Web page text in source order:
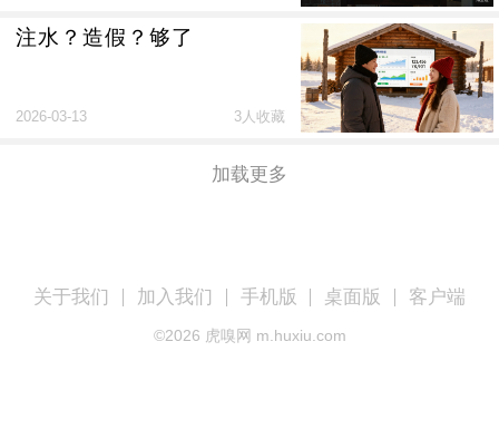
注水？造假？够了
2026-03-13 3人收藏
加载更多
关于我们 加入我们 手机版 桌面版 客户端
©2026 虎嗅网 m.huxiu.com